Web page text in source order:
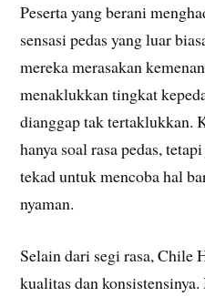
Peserta yang berani
sensasi pedas yang luar
mereka merasakan
menaklukkan tingkat
dianggap tak tertaklukkan.
hanya soal rasa pedas,
tekad untuk mencoba hal
nyaman.
Selain dari segi rasa, Chile
kualitas dan